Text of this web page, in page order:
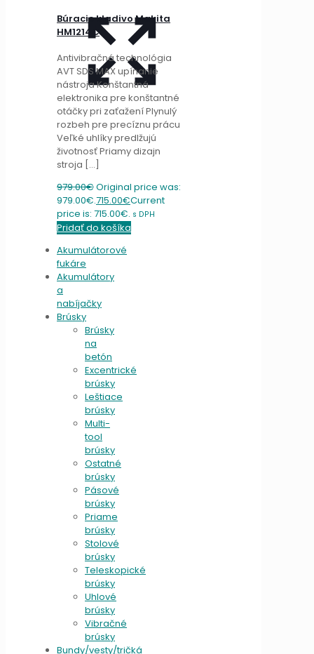
Búracie kladivo Makita
HM1214C
Antivibračná technológia
AVT SDS MAX upínanie
nástroja Konštantná
elektronika pre konštantné
otáčky pri zaťažení Plynulý
rozbeh pre precíznu prácu
Veľké uhlíky predlžujú
životnosť Priamy dizajn
stroja […]
979.00€Original price was:
979.00€.715.00€Current
price is: 715.00€. s DPH
Pridať do košíka
Akumulátorové
fukáre
Akumulátory
a
nabíjačky
Brúsky
Brúsky
na
betón
Excentrické
brúsky
Leštiace
brúsky
Multi-
tool
brúsky
Ostatné
brúsky
Pásové
brúsky
Priame
brúsky
Stolové
brúsky
Teleskopické
brúsky
Uhlové
brúsky
Vibračné
brúsky
Bundy/vesty/tričká